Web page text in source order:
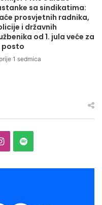
sa sindikatima:
prosvjetnih radnika,
i državnih
od 1. jula veće za
posto
prije 1 sedmica
Instagram
Spotify